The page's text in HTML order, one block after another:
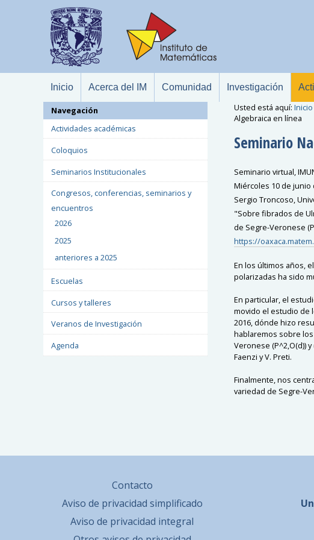
Inicio Acerca del IM Comunidad Investigación
Usted está aquí: Inicio
Algebraica en línea
Seminario
Seminario virtual,
Miércoles 10 de junio
Sergio Troncoso,
"Sobre fibrados de
de Segre-Veronese
https://
En los últimos años,
polarizadas ha sido
En particular, el
movido el estudio de
2016, dónde hizo
hablaremos sobre
Veronese (P^2,O(d)) y
Faenzi y V. Preti.
Finalmente, nos
variedad de Segre-
Navegación
Actividades académicas
Coloquios
Seminarios Institucionales
Congresos, conferencias, seminarios y
encuentros
2026
2025
anteriores a 2025
Escuelas
Cursos y talleres
Veranos de Investigación
Agenda
Contacto
Aviso de privacidad simplificado
Aviso de privacidad integral